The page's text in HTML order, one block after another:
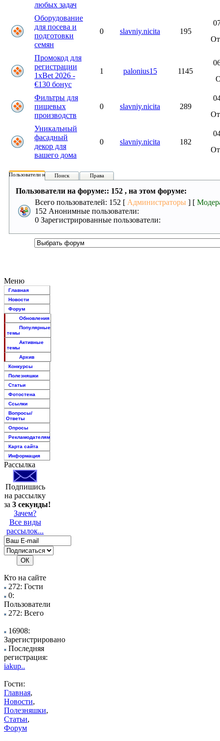
любых задач
Оборудование
для посева и
подготовки
семян
0 slavniy.nicita 195
Промокод для
регистрации
1xBet 2026 -
€130 бонус
1 palonius15 1145
Фильтры для
пищевых
производств
0 slavniy.nicita 289
Уникальный
фасадный
декор для
вашего дома
0 slavniy.nicita 182
Пользователи на форуме:
Поиск Права
Пользователи на форуме:: 152 , на этом форуме:
Всего пользователей: 152 [ Администраторы ] [
152 Анонимные пользователи:
0 Зарегистрированные пользователи:
Меню
Главная
Новости
Форум
Обновления
Популярные
темы
Активные
темы
Архив
Конкурсы
Полезняшки
Статьи
Фотостена
Ссылки
Вопросы/
Ответы
Опросы
Рекламодателям
Карта сайта
Информация
Рассылка
Подпишись
на рассылку
за 3 секунды!
Зачем?
Все виды
рассылок...
Кто на сайте
272: Гости
0:
Пользователи
272: Всего
16908:
Зарегистрировано
Последняя
регистрация:
iakup..
Гости:
Главная,
Новости,
Полезняшки,
Статьи,
Форум